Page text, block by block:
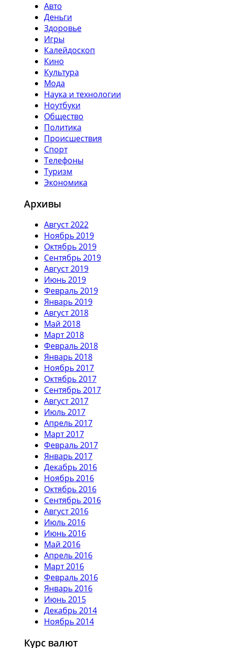
Авто
Деньги
Здоровье
Игры
Калейдоскоп
Кино
Культура
Мода
Наука и технологии
Ноутбуки
Общество
Политика
Происшествия
Спорт
Телефоны
Туризм
Экономика
Архивы
Август 2022
Ноябрь 2019
Октябрь 2019
Сентябрь 2019
Август 2019
Июнь 2019
Февраль 2019
Январь 2019
Август 2018
Май 2018
Март 2018
Февраль 2018
Январь 2018
Ноябрь 2017
Октябрь 2017
Сентябрь 2017
Август 2017
Июль 2017
Апрель 2017
Март 2017
Февраль 2017
Январь 2017
Декабрь 2016
Ноябрь 2016
Октябрь 2016
Сентябрь 2016
Август 2016
Июль 2016
Июнь 2016
Май 2016
Апрель 2016
Март 2016
Февраль 2016
Январь 2016
Июнь 2015
Декабрь 2014
Ноябрь 2014
Курс валют